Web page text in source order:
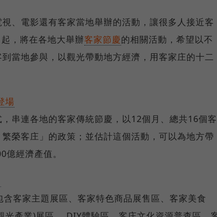
、電影還有客家當地舉辦的活動，讓很多人接近客
，將在各地大舉辦客家節慶的相關活動，希望以不
當地參與，以觀光帶動地方經濟，用客家庄的十二
場
串連各地的客家傳統節慶，以12個月、總共16個客
榮客庄」的政策；並估計這個活動，可以為地方帶
經濟產值。
客家主題展區、客家特色商品展售區、客家美食